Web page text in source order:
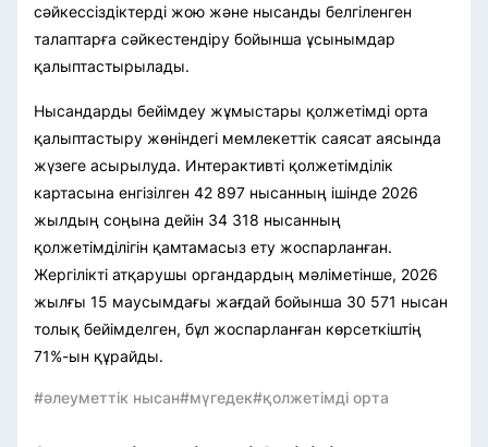
сәйкессіздіктерді жою және нысанды белгіленген
талаптарға сәйкестендіру бойынша ұсынымдар
қалыптастырылады.
Нысандарды бейімдеу жұмыстары қолжетімді орта
қалыптастыру жөніндегі мемлекеттік саясат аясында
жүзеге асырылуда. Интерактивті қолжетімділік
картасына енгізілген 42 897 нысанның ішінде 2026
жылдың соңына дейін 34 318 нысанның
қолжетімділігін қамтамасыз ету жоспарланған.
Жергілікті атқарушы органдардың мәліметінше, 2026
жылғы 15 маусымдағы жағдай бойынша 30 571 нысан
толық бейімделген, бұл жоспарланған көрсеткіштің
71%-ын құрайды.
#әлеуметтік нысан#мүгедек#қолжетімді орта